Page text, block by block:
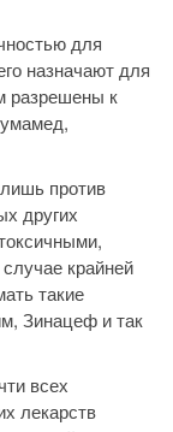
для
назначают для
разрешены к
против
других
крайней
такие
Зинацеф и так
всех
лекарств